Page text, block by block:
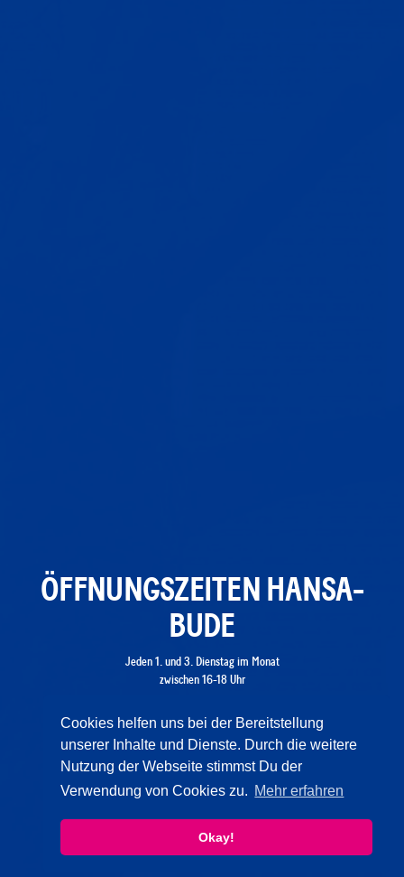
Cookies helfen uns bei der Bereitstellung
unserer Inhalte und Dienste. Durch die weitere
Nutzung der Webseite stimmst Du der
Verwendung von Cookies zu. Mehr erfahren
Okay!
ÖFFNUNGSZEITEN HANSA-
BUDE
Jeden 1. und 3. Dienstag im Monat
zwischen 16-18 Uhr